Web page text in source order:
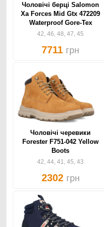
Чоловічі берці Salomon
Xa Forces Mid Gtx 472209
Waterproof Gore-Tex
42, 46, 48, 47, 45
7711 грн
Чоловічі черевики
Forester F751-042 Yellow
Boots
42, 44, 41, 45, 43
2302 грн